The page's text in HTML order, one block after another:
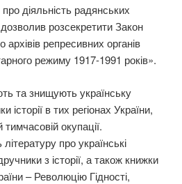
діяльність радянських
розсекретити Закон
репресивних органів
режиму 1917-1991 років».
та знищують українську
історії в тих регіонах України,
окупації.
про українські
з історії, а також книжки
– Революцію Гідності,